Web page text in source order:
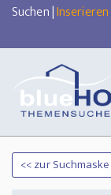
Suchen|Inserieren
<< zur Suchmaske